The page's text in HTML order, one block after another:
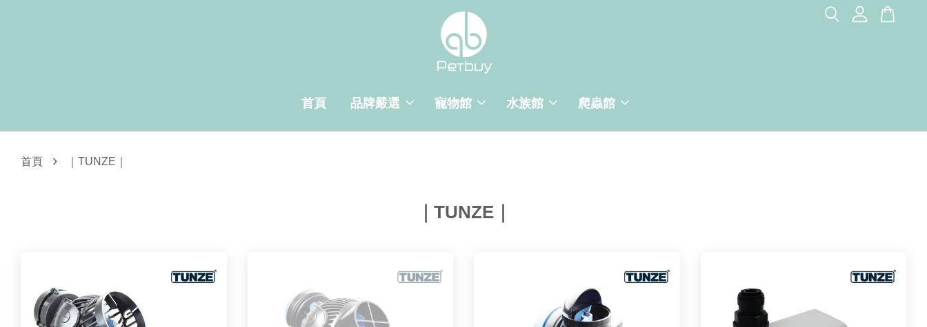
首頁 品牌嚴選 寵物館 水族館 爬蟲館
首頁 › ｜TUNZE｜
｜TUNZE｜